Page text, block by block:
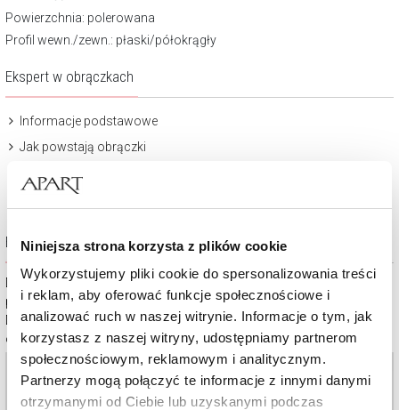
Niniejsza strona korzysta z plików cookie
Wykorzystujemy pliki cookie do spersonalizowania treści
i reklam, aby oferować funkcje społecznościowe i
analizować ruch w naszej witrynie. Informacje o tym, jak
korzystasz z naszej witryny, udostępniamy partnerom
społecznościowym, reklamowym i analitycznym.
Partnerzy mogą połączyć te informacje z innymi danymi
otrzymanymi od Ciebie lub uzyskanymi podczas
Powierzchnia: polerowana
Profil wewn./zewn.: płaski/półokrągły
Ekspert w obrączkach
Informacje podstawowe
Jak powstają obrączki
Eleganckie opakowanie
Dbanie o obrączki powinno być naturalnym rytuałem, podobnie jak
pielęgnowanie uczucia, które symbolizują.
Dlatego do każdej pary obrączek dołączamy eleganckie opakowanie
oraz specjalną ściereczkę do ich czyszczenia.